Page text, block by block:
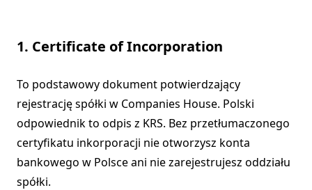
1. Certificate of Incorporation
To podstawowy dokument potwierdzający
rejestrację spółki w Companies House. Polski
odpowiednik to odpis z KRS. Bez przetłumaczonego
certyfikatu inkorporacji nie otworzysz konta
bankowego w Polsce ani nie zarejestrujesz oddziału
spółki.